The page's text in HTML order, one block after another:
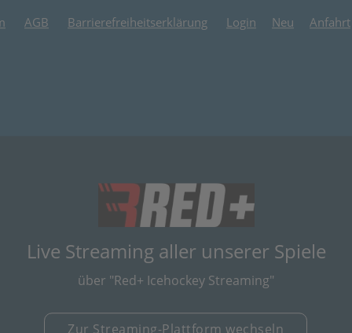
AGB Barrierefreiheitserklärung Login Neu Anfahrt
Live Streaming aller unserer Spiele
über "Red+ Icehockey Streaming"
Zur Streaming-Plattform wechseln